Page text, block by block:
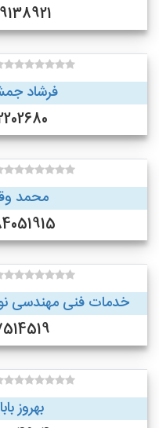
09309138921
فرشاد
محمد
09384051915
خدمات فنی مهندسی
09107514519
بهروز